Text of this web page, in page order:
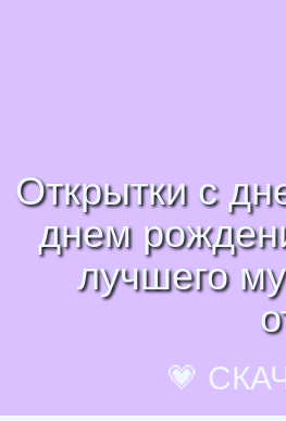
Открытки с
днем
лучшего
💗